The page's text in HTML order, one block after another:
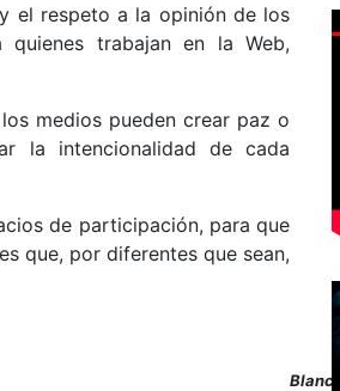
el respeto a la opinión de los
trabajan en la Web,
medios pueden crear paz o
la intencionalidad de cada
de participación, para que
que, por diferentes que sean,
Blanca